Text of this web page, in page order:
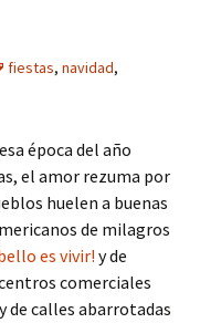
fiestas, navidad,
época del año
el amor rezuma por
huelen a buenas
de milagros
es vivir! y de
comerciales
de calles abarrotadas